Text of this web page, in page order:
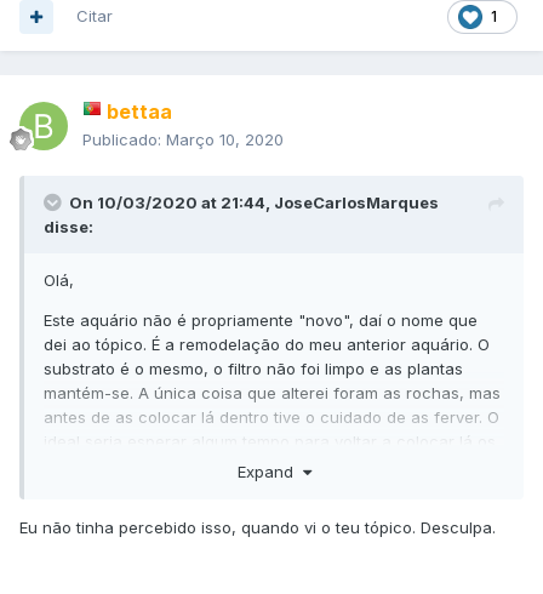
1
Citar
bettaa
Publicado: Março 10, 2020
On 10/03/2020 at 21:44, JoseCarlosMarques
disse:
Olá,
Este aquário não é propriamente "novo", daí o nome que
dei ao tópico. É a remodelação do meu anterior aquário. O
substrato é o mesmo, o filtro não foi limpo e as plantas
mantém-se. A única coisa que alterei foram as rochas, mas
antes de as colocar lá dentro tive o cuidado de as ferver. O
ideal seria esperar algum tempo para voltar a colocar lá os
peixes, mas como não tenho sítio para os manter, resolvi
Ah... a fauna não foi colocada no aquário hoje, mas assim
Expand
Eu não tinha percebido isso, quando vi o teu tópico. Desculpa.